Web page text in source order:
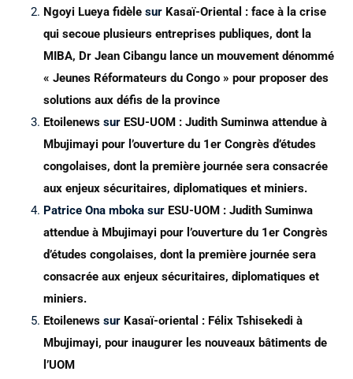
Ngoyi Lueya fidèle sur Kasaï-Oriental : face à la crise
qui secoue plusieurs entreprises publiques, dont la
MIBA, Dr Jean Cibangu lance un mouvement dénommé
« Jeunes Réformateurs du Congo » pour proposer des
solutions aux défis de la province
Etoilenews sur ESU-UOM : Judith Suminwa attendue à
Mbujimayi pour l’ouverture du 1er Congrès d’études
congolaises, dont la première journée sera consacrée
aux enjeux sécuritaires, diplomatiques et miniers.
Patrice Ona mboka sur ESU-UOM : Judith Suminwa
attendue à Mbujimayi pour l’ouverture du 1er Congrès
d’études congolaises, dont la première journée sera
consacrée aux enjeux sécuritaires, diplomatiques et
miniers.
Etoilenews sur Kasaï-oriental : Félix Tshisekedi à
Mbujimayi, pour inaugurer les nouveaux bâtiments de
l’UOM